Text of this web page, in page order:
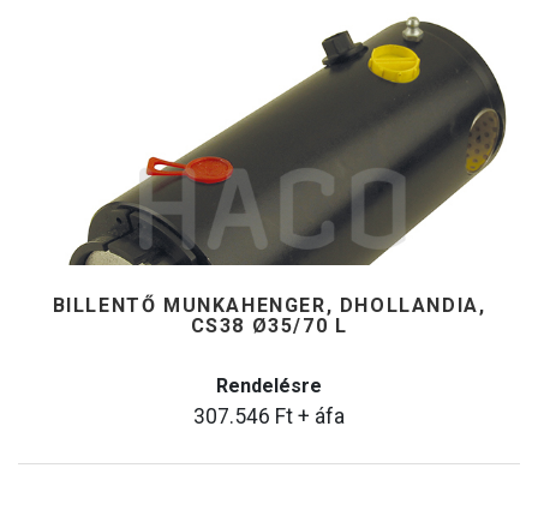
BILLENTŐ MUNKAHENGER, DHOLLANDIA,
CS38 Ø35/70 L
Rendelésre
307.546 Ft + áfa